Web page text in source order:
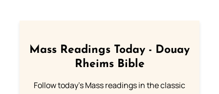
Mass Readings Today - Douay
Rheims Bible
Follow today's Mass readings in the classic